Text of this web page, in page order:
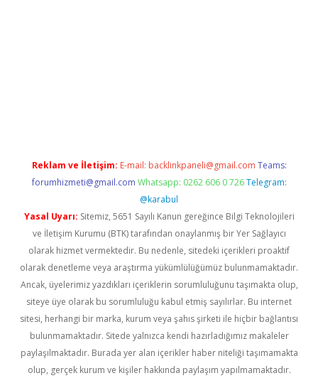
Reklam ve İletişim: E-mail: backlinkpaneli@gmail.com Teams:
forumhizmeti@gmail.com Whatsapp: 0262 606 0 726 Telegram:
@karabul
Yasal Uyarı: Sitemiz, 5651 Sayılı Kanun gereğince Bilgi Teknolojileri
ve İletişim Kurumu (BTK) tarafından onaylanmış bir Yer Sağlayıcı
olarak hizmet vermektedir. Bu nedenle, sitedeki içerikleri proaktif
olarak denetleme veya araştırma yükümlülüğümüz bulunmamaktadır.
Ancak, üyelerimiz yazdıkları içeriklerin sorumluluğunu taşımakta olup,
siteye üye olarak bu sorumluluğu kabul etmiş sayılırlar. Bu internet
sitesi, herhangi bir marka, kurum veya şahıs şirketi ile hiçbir bağlantısı
bulunmamaktadır. Sitede yalnızca kendi hazırladığımız makaleler
paylaşılmaktadır. Burada yer alan içerikler haber niteliği taşımamakta
olup, gerçek kurum ve kişiler hakkında paylaşım yapılmamaktadır.